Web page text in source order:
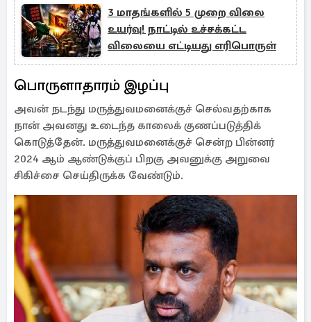
3 மாதங்களில் 5 முறை விலை
உயர்வு! நாட்டில் உச்சக்கட்ட
விலையை எட்டியது எரிபொருள்
பொருளாதாரம் இழப்பு
அவன் நடந்து மருத்துவமனைக்குச் செல்வதற்காக
நான் அவனது உடைந்த காலைக் குணப்படுத்திக்
கொடுத்தேன். மருத்துவமனைக்குச் சென்ற பின்னர்
2024 ஆம் ஆண்டுக்குப் பிறகு அவனுக்கு அறுவை
சிகிச்சை செய்திருக்க வேண்டும்.